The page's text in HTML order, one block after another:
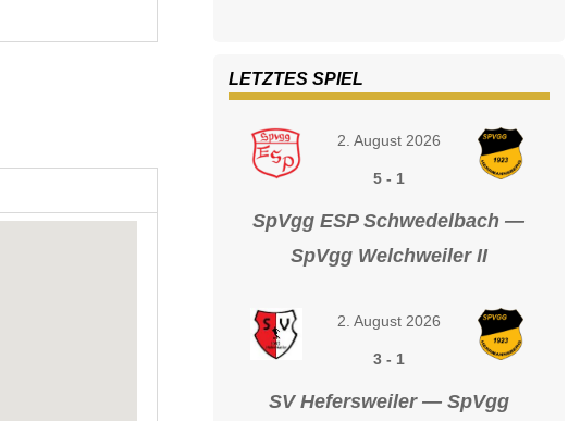
LETZTES SPIEL
2. August 2026
5- 1
SpVgg ESP Schwedelbach —
SpVgg Welchweiler II
2. August 2026
3- 1
SV Hefersweiler — SpVgg